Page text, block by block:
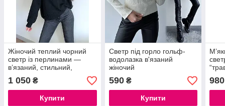
Жіночий теплий чорний
светр із перлинами —
в’язаний, стильний,
oversize Туреччина
1 050 ₴
Купити
Светр під горло гольф-
водолазка в'язаний
жіночий
590₴
Купити
980